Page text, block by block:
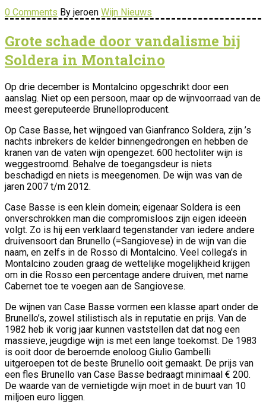
0 Comments By jeroen Wijn Nieuws
Grote schade door vandalisme bij
Soldera in Montalcino
Op drie december is Montalcino opgeschrikt door een
aanslag. Niet op een persoon, maar op de wijnvoorraad van de
meest gereputeerde Brunelloproducent.
Op Case Basse, het wijngoed van Gianfranco Soldera, zijn ’s
nachts inbrekers de kelder binnengedrongen en hebben de
kranen van de vaten wijn opengezet. 600 hectoliter wijn is
weggestroomd. Behalve de toegangsdeur is niets
beschadigd en niets is meegenomen. De wijn was van de
jaren 2007 t/m 2012.
Case Basse is een klein domein; eigenaar Soldera is een
onverschrokken man die compromisloos zijn eigen ideeën
volgt. Zo is hij een verklaard tegenstander van iedere andere
druivensoort dan Brunello (=Sangiovese) in de wijn van die
naam, en zelfs in de Rosso di Montalcino. Veel collega’s in
Montalcino zouden graag de wettelijke mogelijkheid krijgen
om in die Rosso een percentage andere druiven, met name
Cabernet toe te voegen aan de Sangiovese.
De wijnen van Case Basse vormen een klasse apart onder de
Brunello’s, zowel stilistisch als in reputatie en prijs. Van de
1982 heb ik vorig jaar kunnen vaststellen dat dat nog een
massieve, jeugdige wijn is met een lange toekomst. De 1983
is ooit door de beroemde enoloog Giulio Gambelli
uitgeroepen tot de beste Brunello ooit gemaakt. De prijs van
een fles Brunello van Case Basse bedraagt minimaal € 200.
De waarde van de vernietigde wijn moet in de buurt van 10
miljoen euro liggen.